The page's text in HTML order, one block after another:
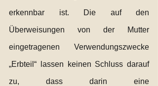
erkennbar ist. Die auf den
Überweisungen von der Mutter
eingetragenen Verwendungszwecke
„Erbteil“ lassen keinen Schluss darauf
zu, dass darin eine